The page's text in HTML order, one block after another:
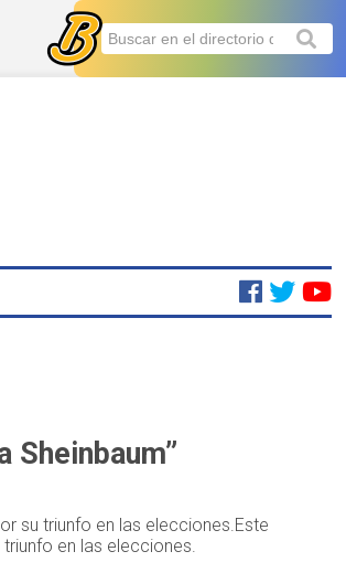
Sheinbaum”
su triunfo en las elecciones.Este
en las elecciones.